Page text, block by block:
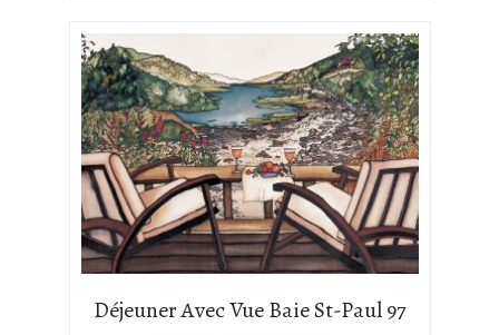
Déjeuner Avec Vue Baie St-Paul 97